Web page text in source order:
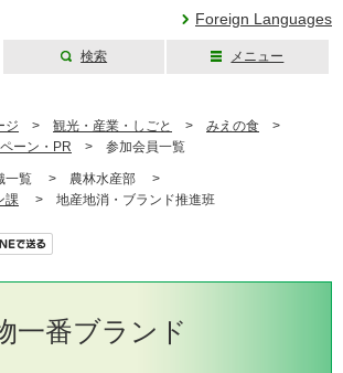
Foreign Languages
検索 メニュー
ジ > 観光・産業・しごと > みえの食 >
ーン・PR > 参加会員一覧
一覧 > 農林水産部 >
課 > 地産地消・ブランド推進班
一番ブランド